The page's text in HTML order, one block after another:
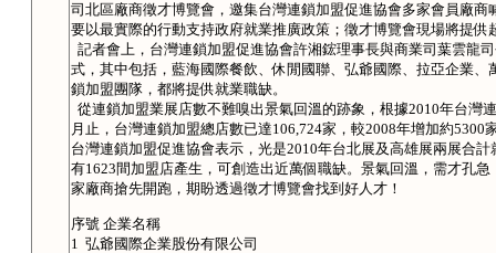
司北區廠商徵才博覽會，邀集台灣連鎖加盟促進協會多家會員廠
要以最實際的行動支持政府就業推廣政策；徵才博覽會現場將提供
記者會上，台灣連鎖加盟促進協會許湘鋐理事長與商業司葉雲龍
式，其中包括，藍海國際餐飲、休閒國聯、弘爺國際、拉亞企業
鎖加盟團隊，都將提供就業職缺。
從連鎖加盟業展店數不難嗅出景氣回溫的跡象，根據2010年台灣
月止，台灣連鎖加盟總店數已達106,724家，較2008年增加約5300
台灣連鎖加盟促進協會表示，光是2010年台北展及高雄展兩展合
有1623間加盟店產生，可創造出近萬個職缺。景氣回溫，需才孔
家廠商搶先開跑，期盼透過徵才博覽會找到好人才！
序號 企業名稱
1 弘爺國際企業股份有限公司